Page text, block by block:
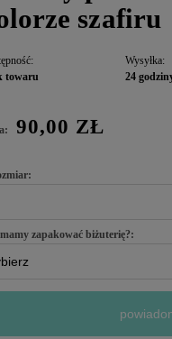
szafiru
towaru
Wysyłka:
24
90,00 ZŁ
zapakować biżuterię?: